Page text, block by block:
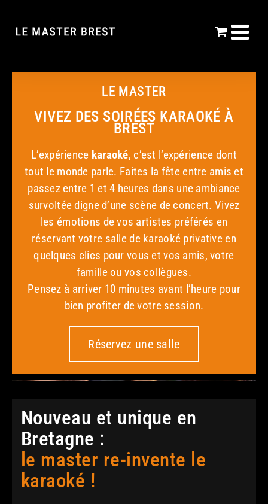
LE MASTER
VIVEZ DES SOIRÉES KARAOKÉ À
BREST
L’expérience karaoké, c’est l’expérience dont
tout le monde parle. Faites la fête entre amis et
passez entre 1 et 4 heures dans une ambiance
survoltée digne d’une scène de concert. Vivez
les émotions de vos artistes préférés en
réservant votre salle de karaoké privative en
quelques clics pour vous et vos amis, votre
famille ou vos collègues.
Pensez à arriver 10 minutes avant l’heure pour
bien profiter de votre session.
Réservez une salle
Nouveau et unique en
Bretagne :
le master re-invente le
karaoké !